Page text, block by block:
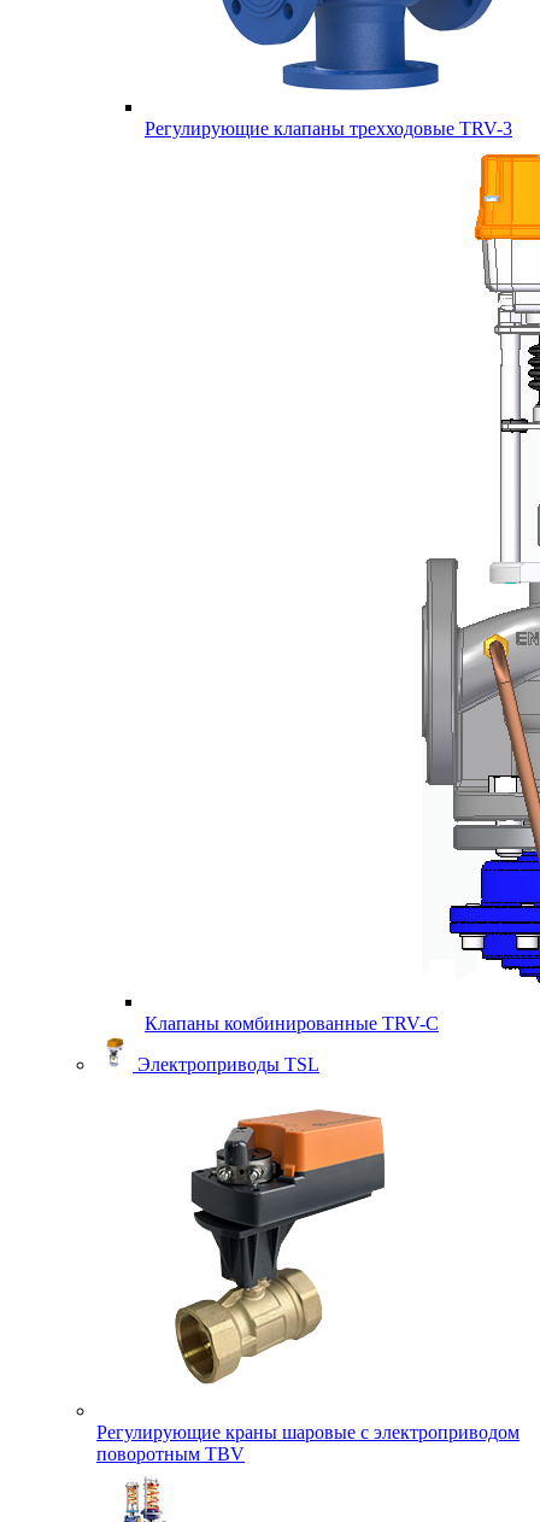
Регулирующие клапаны трехходовые TRV-3
Клапаны комбинированные TRV-С
Электроприводы TSL
Регулирующие краны шаровые с электроприводом
поворотным TBV